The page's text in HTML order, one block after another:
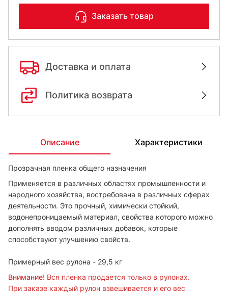
Заказать товар
Доставка и оплата
Политика возврата
Описание Характеристики
Прозрачная пленка общего назначения
Применяется в различных областях промышленности и
народного хозяйства, востребована в различных сферах
деятельности. Это прочный, химически стойкий,
водонепроницаемый материал, свойства которого можно
дополнять вводом различных добавок, которые
способствуют улучшению свойств.
Примерный вес рулона - 29,5 кг
Внимание! Вся пленка продается только в рулонах.
При заказе каждый рулон взвешивается и его вес